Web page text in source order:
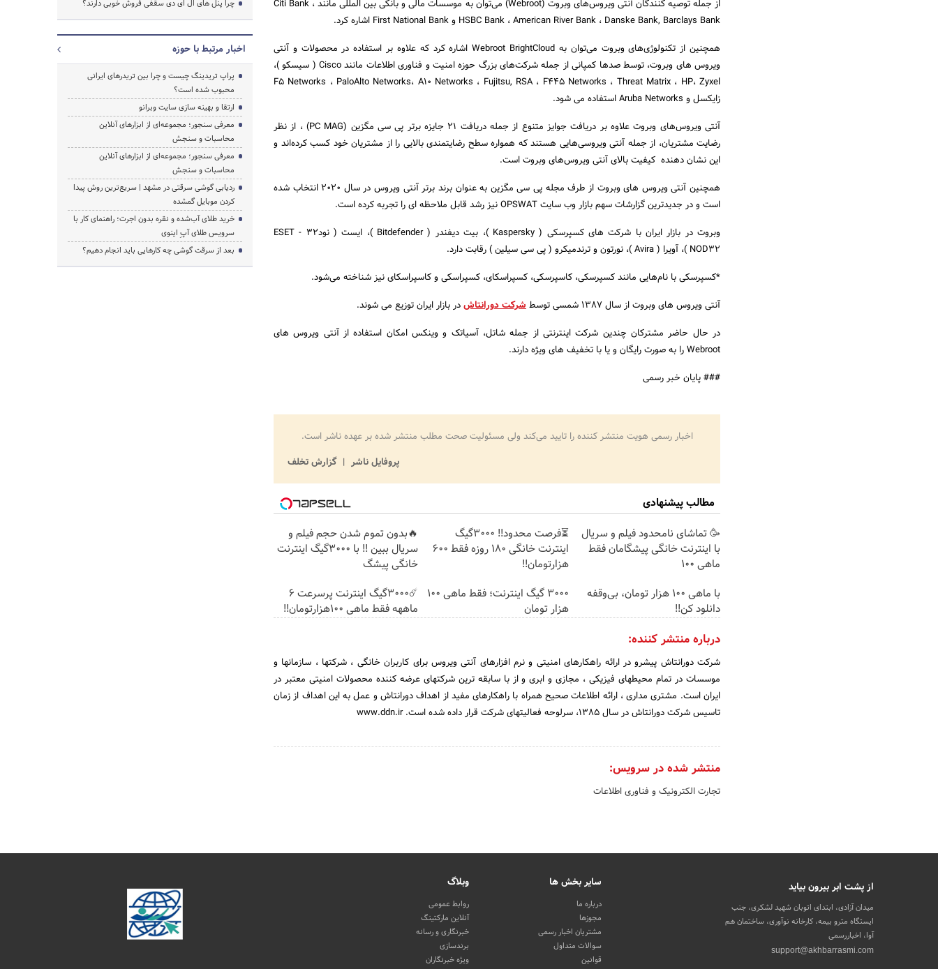
از جمله توصیه کنندگان آنتی ویروس‌های وبروت (Webroot) می‌توان به موسسات مالی و بانکی بین المللی مانند Citi Bank ،
HSBC Bank ، American River Bank ، Danske Bank, Barclays Bank و First National Bank اشاره کرد.
همچنین از تکنولوژی‌های وبروت می‌توان به Webroot BrightCloud اشاره کرد که علاوه بر استفاده در محصولات و آنتی
ویروس های وبروت، توسط صدها کمپانی از جمله شرکت‌های بزرگ حوزه امنیت و فناوری اطلاعات مانند Cisco ( سیسکو )،
F5 Networks ، PaloAlto Networks، A10 Networks ، Fujitsu, RSA ، F445 Networks ، Threat Matrix ، HP، Zyxel
زایکسل و Aruba Networks استفاده می شود.
آنتی ویروس‌های وبروت علاوه بر دریافت جوایز متنوع از جمله دریافت 21 جایزه برتر پی سی مگزین (PC MAG) ، از نظر
رضایت مشتریان، از جمله آنتی ویروسی‌هایی هستند که همواره سطح رضایتمندی بالایی را از مشتریان خود کسب کرده‌اند و
این نشان دهنده کیفیت بالای آنتی ویروس‌های وبروت است.
همچنین آنتی ویروس های وبروت از طرف مجله پی سی مگزین به عنوان برند برتر آنتی ویروس در سال 2020 انتخاب شده
است و در جدیدترین گزارشات سهم بازار وب سایت OPSWAT نیز رشد قابل ملاحظه ای را تجربه کرده است.
وبروت در بازار ایران با شرکت های کسپرسکی ( Kaspersky )، بیت دیفندر ( Bitdefender )، ایست ( نود32 - ESET
NOD32 )، آویرا ( Avira )، نورتون و ترندمیکرو ( پی سی سیلین ) رقابت دارد.
*کسپرسکی با نام‌هایی مانند کسپرسکی، کاسپرسکی، کسپراسکای، کسپراسکی و کاسپراسکای نیز شناخته می‌شود.
آنتی ویروس های وبروت از سال 1387 شمسی توسط
شرکت دورانتاشدر بازار ایران توزیع می شوند.
در حال حاضر مشترکان چندین شرکت اینترنتی از جمله شاتل، آسیاتک و وینکس امکان استفاده از آنتی ویروس های
Webroot را به صورت رایگان و یا با تخفیف های ویژه دارند.
### پایان خبر رسمی
اخبار رسمی هویت منتشر کننده را تایید می‌کند ولی مسئولیت صحت مطلب منتشر شده بر عهده ناشر است.
پروفایل ناشر
گزارش تخلف
مطالب پیشنهادی
🥳 تماشای نامحدود فیلم و سریال
با اینترنت خانگی پیشگامان فقط
ماهی 100
⏳فرصت محدود!! 3000گیگ
اینترنت خانگی 180 روزه فقط 600
هزارتومان!!
🔥بدون تموم شدن حجم فیلم و
سریال ببین !! با 3000گیگ اینترنت
خانگی پیشگ
با ماهی 100 هزار تومان، بی‌وقفه
دانلود کن!!
3000 گیگ اینترنت؛ فقط ماهی 100
هزار تومان
☄️3000گیگ اینترنت پرسرعت 6
ماههه فقط ماهی 100هزارتومان!!
درباره منتشر کننده:
شرکت دورانتاش پیشرو در ارائه راهکارهای امنیتی و نرم افزارهای آنتی ویروس برای کاربران خانگی ، شرکتها ، سازمانها و
موسسات در تمام محیطهای فیزیکی ، مجازی و ابری و از با سابقه ترین شرکتهای عرضه کننده محصولات امنیتی معتبر در
ایران است. مشتری مداری ، ارائه اطلاعات صحیح همراه با راهکارهای مفید از اهداف دورانتاش و عمل به این اهداف از زمان
تاسیس شرکت دورانتاش در سال 1385، سرلوحه فعالیتهای شرکت قرار داده شده است. www.ddn.ir
منتشر شده در سرویس:
تجارت الکترونیک و فناوری اطلاعات
چرا پنل های ال ای دی سقفی فروش خوبی دارند؟
اخبار مرتبط با حوزه
پراپ تریدینگ چیست و چرا بین تریدرهای ایرانی
محبوب شده است؟
ارتقا و بهینه سازی سایت وبرانو
معرفی سنجور؛ مجموعه‌ای از ابزارهای آنلاین
محاسبات و سنجش
معرفی سنجور؛ مجموعه‌ای از ابزارهای آنلاین
محاسبات و سنجش
ردیابی گوشی سرقتی در مشهد | سریع‌ترین روش پیدا
کردن موبایل گمشده
خرید طلای آب‌شده و نقره بدون اجرت؛ راهنمای کار با
سرویس طلای آپِ اینوی
بعد از سرقت گوشی چه کارهایی باید انجام دهیم؟
از پشت ابر بیرون بیاید
میدان آزادی، ابتدای اتوبان شهید لشکری، جنب
ایستگاه مترو بیمه، کارخانه نوآوری، ساختمان هم
آوا، اخباررسمی
support@akhbarrasmi.com
سایر بخش ها
درباره ما
مجوزها
مشتریان اخبار رسمی
سوالات متداول
قوانین
وبلاگ
روابط عمومی
آنلاین مارکتینگ
خبرنگاری و رسانه
برندسازی
ویژه خبرنگاران